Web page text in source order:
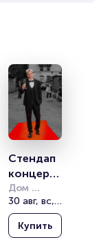
Стендап
концерт
Сергея
Орлова
«Звезда»
Дом
дружбы,
Махачкала
30 авг, вс, 20:00
Купить